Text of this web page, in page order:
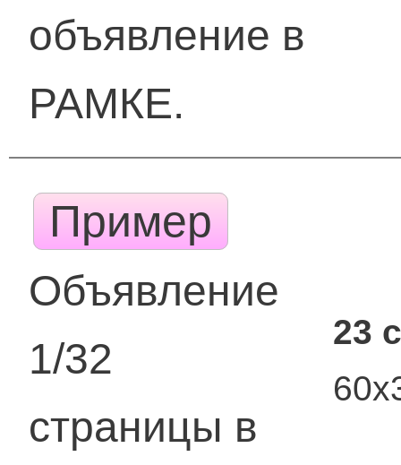
объявление в
РАМКЕ.
Пример
Объявление
1/32
страницы в
23